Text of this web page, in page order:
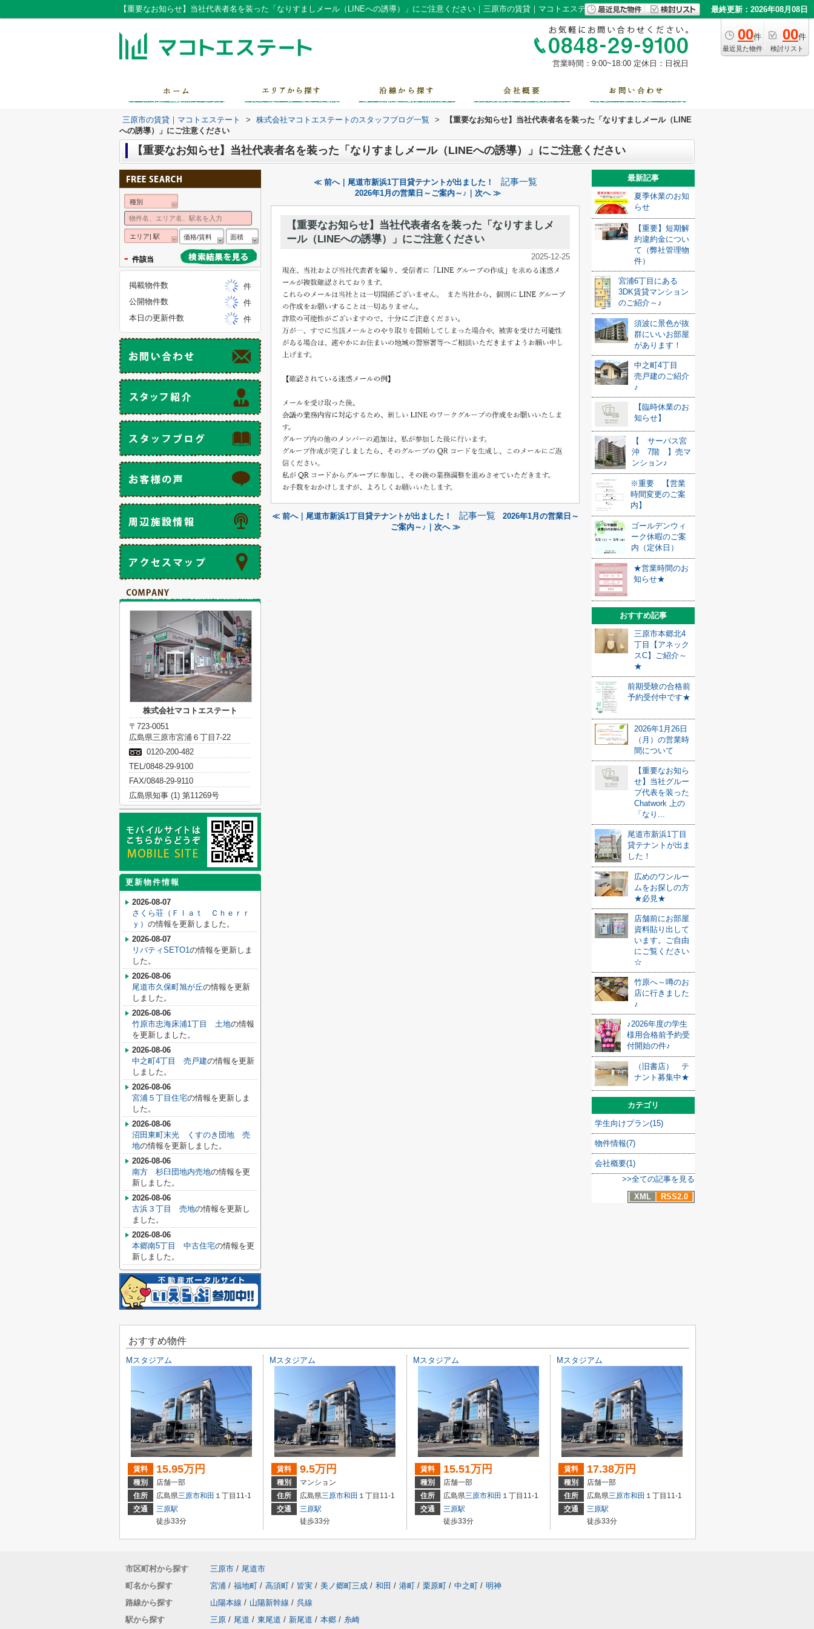
【重要なお知らせ】当社代表者名を装った「なりすましメール（LINEへの誘導）」にご注意ください｜三原市の賃貸｜マコトエステート 最終更新：2026年08月08日
00件
最近見た物件
00件
検討リスト
営業時間：9:00~18:00 定休日：日祝日
三原市の賃貸｜マコトエステート > 株式会社マコトエステートのスタッフブログ一覧 >
【重要なお知らせ】当社代表者名を装った「なりすましメール（LINE
への誘導）」にご注意ください
【重要なお知らせ】当社代表者名を装った「なりすましメール（LINEへの誘導）」にご注意ください
≪ 前へ｜尾道市新浜1丁目貸テナントが出ました！ 記事一覧
2026年1月の営業日～ご案内～♪｜次へ ≫
【重要なお知らせ】当社代表者名を装った「なりすましメ
ール（LINEへの誘導）」にご注意ください
2025-12-25
≪ 前へ｜尾道市新浜1丁目貸テナントが出ました！ 記事一覧
2026年1月の営業日～
ご案内～♪｜次へ ≫
最新記事
夏季休業のお知
らせ
【重要】短期解
約違約金につい
て（弊社管理物
件）
宮浦6丁目にある
3DK賃貸マンション
のご紹介～♪
須波に景色が抜
群にいいお部屋
があります！
中之町4丁目
売戸建のご紹介
♪
【臨時休業のお
知らせ】
【 サーパス宮
沖 7階 】売マ
ンション♪
※重要 【営業
時間変更のご案
内】
ゴールデンウィ
ーク休暇のご案
内（定休日）
★営業時間のお
知らせ★
おすすめ記事
三原市本郷北4
丁目【アネック
スC】ご紹介～
★
前期受験の合格前
予約受付中です★
2026年1月26日
（月）の営業時
間について
【重要なお知ら
せ】当社グルー
プ代表を装った
Chatwork 上の
「なり...
尾道市新浜1丁目
貸テナントが出ま
した！
広めのワンルー
ムをお探しの方
★必見★
店舗前にお部屋
資料貼り出して
います。ご自由
にご覧ください
☆
竹原へ～噂のお
店に行きました
♪
♪2026年度の学生
様用合格前予約受
付開始の件♪
（旧書店） テ
ナント募集中★
カテゴリ
学生向けプラン(15)
物件情報(7)
会社概要(1)
>>全ての記事を見る
XML
RSS2.0
種別
エリア| 駅 価格/賃料 面積
- 件該当
掲載物件数
件
公開物件数
件
本日の更新件数
件
株式会社マコトエステート
〒723-0051
広島県三原市宮浦６丁目7-22
0120-200-482
TEL/0848-29-9100
FAX/0848-29-9110
広島県知事 (1) 第11269号
更新物件情報
2026-08-07
さくら荘（Ｆｌａｔ Ｃｈｅｒｒ
ｙ） の情報を更新しました。
2026-08-07
リバティSETO1の情報を更新しま
した。
2026-08-06
尾道市久保町旭が丘の情報を更新
しました。
2026-08-06
竹原市忠海床浦1丁目 土地の情報
を更新しました。
2026-08-06
中之町4丁目 売戸建の情報を更新
しました。
2026-08-06
宮浦５丁目住宅の情報を更新しま
した。
2026-08-06
沼田東町末光 くすのき団地 売
地の情報を更新しました。
2026-08-06
南方 杉臼団地内売地の情報を更
新しました。
2026-08-06
古浜３丁目 売地の情報を更新し
ました。
2026-08-06
本郷南5丁目 中古住宅の情報を更
新しました。
おすすめ物件
Mスタジアム
賃料 15.95万円
種別
店舗一部
住所
広島県三原市和田 １丁目11-1
交通
三原駅
徒歩33分
Mスタジアム
賃料 9.5万円
種別
マンション
住所
広島県三原市和田 １丁目11-1
交通
三原駅
徒歩33分
Mスタジアム
賃料 15.51万円
種別
店舗一部
住所
広島県三原市和田 １丁目11-1
交通
三原駅
徒歩33分
Mスタジアム
賃料 17.38万円
種別
店舗一部
住所
広島県三原市和田 １丁目11-1
交通
三原駅
徒歩33分
市区町村から探す 三原市 / 尾道市
町名から探す
宮浦 / 福地町 / 高須町 / 皆実 / 美ノ郷町三成 / 和田 / 港町 / 栗原町 / 中之町 / 明神
路線から探す
山陽本線 / 山陽新幹線 / 呉線
駅から探す
三原 / 尾道 / 東尾道 / 新尾道 / 本郷 / 糸崎